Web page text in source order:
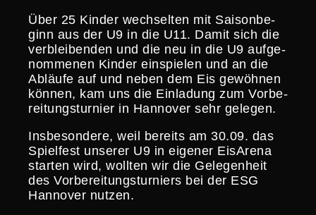
Über 25 Kinder wechselten mit Saison­be­
ginn aus der U9 in die U11. Damit sich die
verblei­benden und die neu in die U9 aufge­
nom­menen Kinder einspielen und an die
Abläufe auf und neben dem Eis gewöhnen
können, kam uns die Einladung zum Vorbe­
rei­tungs­tur­nier in Hannover sehr gelegen.
Insbe­son­dere, weil bereits am 30.09. das
Spielfest unserer U9 in eigener EisArena
starten wird, wollten wir die Gelegen­heit
des Vorbe­rei­tungs­tur­niers bei der ESG
Hannover nutzen.